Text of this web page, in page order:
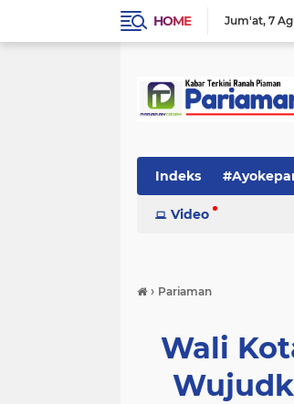
HOME Jum'at 7
Indeks
Video
› Pariaman
Wali